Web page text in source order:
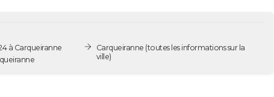
à Carqueiranne
à Carqueiranne
Carqueiranne (toutes les informations sur la
ville)